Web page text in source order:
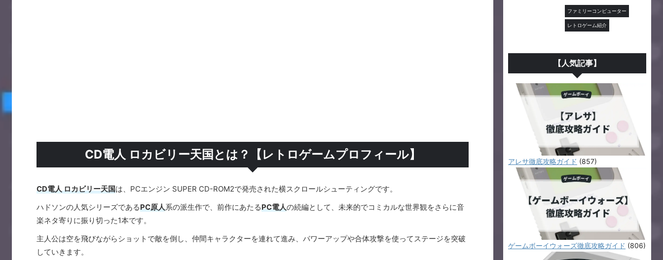
CD電人 ロカビリー天国とは？【レトロゲームプロフィール】
CD電人 ロカビリー天国は、PCエンジン SUPER CD-ROM2で発売された横スクロールシューティングです。
ハドソンの人気シリーズであるPC原人系の派生作で、前作にあたるPC電人の続編として、未来的でコミカルな世界観をさらに音
楽ネタ寄りに振り切った1本です。
主人公は空を飛びながらショットで敵を倒し、仲間キャラクターを連れて進み、パワーアップや合体攻撃を使ってステージを突破
していきます。
ファミリーコンピューター
レトロゲーム紹介
【人気記事】
アレサ徹底攻略ガイド (857)
ゲームボーイウォーズ徹底攻略ガイド (806)